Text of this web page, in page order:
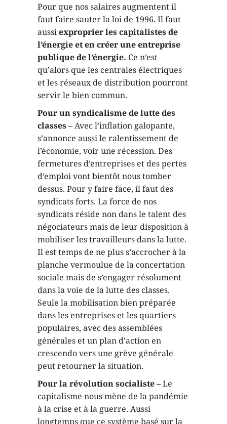
Pour que nos salaires augmentent il
faut faire sauter la loi de 1996. Il faut
aussiexproprier les capitalistes de
l’énergie et en créer une entreprise
publique de l’énergie. Ce n’est
qu’alors que les centrales électriques
et les réseaux de distribution pourront
servir le bien commun.
Pour un syndicalisme de lutte des
classes –Avec l’inflation galopante,
s’annonce aussi le ralentissement de
l’économie, voir une récession. Des
fermetures d’entreprises et des pertes
d’emploi vont bientôt nous tomber
dessus. Pour y faire face, il faut des
syndicats forts. La force de nos
syndicats réside non dans le talent des
négociateurs mais de leur disposition à
mobiliser les travailleurs dans la lutte.
Il est temps de ne plus s’accrocher à la
planche vermoulue de la concertation
sociale mais de s’engager résolument
dans la voie de la lutte des classes.
Seule la mobilisation bien préparée
dans les entreprises et les quartiers
populaires, avec des assemblées
générales et un plan d’action en
crescendo vers une grève générale
peut retourner la situation.
Pour la révolution socialiste –Le
capitalisme nous mène de la pandémie
à la crise et à la guerre. Aussi
longtemps que ce système basé sur la